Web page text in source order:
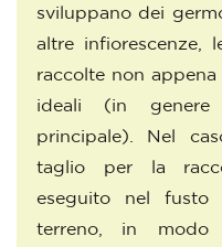
sviluppano dei
altre infiorescenze,
raccolte non
ideali (in
principale). Nel
taglio per la
eseguito nel
terreno, in modo